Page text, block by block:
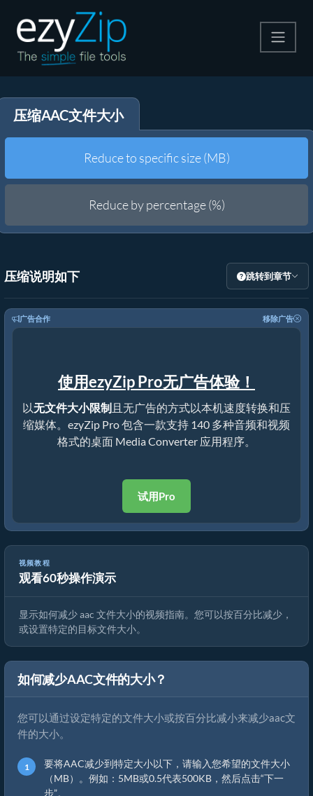
解压
其他工具
压缩AAC文件大小
Reduce to specific size (MB)
Reduce by percentage (%)
压缩说明如下 跳转到章节
广告合作 移除广告
使用ezyZip Pro无广告体验！
以无文件大小限制且无广告的方式以本机速度转换和压
缩媒体。ezyZip Pro 包含一款支持 140 多种音频和视频
格式的桌面 Media Converter 应用程序。
试用Pro
视频教程
观看60秒操作演示
aac 压缩器指南 | 减小 aac 文件大小
显示如何减少 aac 文件大小的视频指南。您可以按百分比减少，
或设置特定的目标文件大小。
如何减少AAC文件的大小？
您可以通过设定特定的文件大小或按百分比减小来减少aac文
件的大小。
要将AAC减少到特定大小以下，请输入您希望的文件大小
（MB）。例如：5MB或0.5代表500KB，然后点击“下一
步”。